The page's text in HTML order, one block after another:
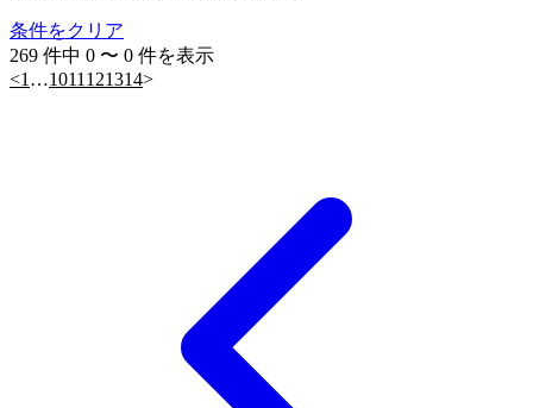
条件をクリア
269 件中 0 〜 0 件を表示
<1 …1011 121314>